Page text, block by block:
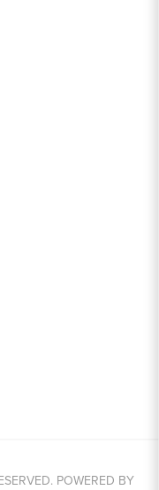
POWERED BY